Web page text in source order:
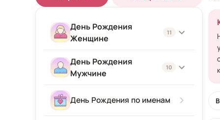
День Рождения
Женщине
11
Женщине
Подруге
Девушке
День Рождения
Мужчине
10
Мужчине
День Рождения по именам